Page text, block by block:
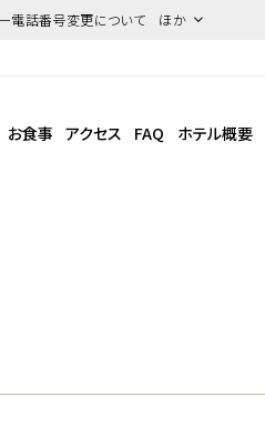
ー電話番号変更について ほか
お食事 アクセス FAQ ホテル概要